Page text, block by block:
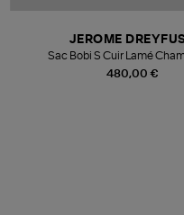
480,00 €
JEROME
Sac Bobi S Cuir Lamé